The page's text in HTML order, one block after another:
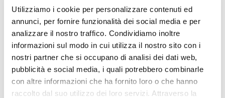
Utilizziamo i cookie per personalizzare contenuti ed
annunci, per fornire funzionalità dei social media e per
analizzare il nostro traffico. Condividiamo inoltre
informazioni sul modo in cui utilizza il nostro sito con i
nostri partner che si occupano di analisi dei dati web,
pubblicità e social media, i quali potrebbero combinarle
con altre informazioni che ha fornito loro o che hanno
raccolto dal suo utilizzo dei loro servizi. Attraverso la
Caratteristiche
Angolo di luce 120°|Driver incluso|Grado di
protezione IP44|Led SMD incluso|Paralume
orientabile
Materiale Struttura
Alluminio
Altezza
Set relax 4 posti in acciaio e
corda grigio con cuscini -
Primrose
€ 409,00
Lampada LED da tavolo
portatile in alluminio nero -
Daikiri
€ 38,00